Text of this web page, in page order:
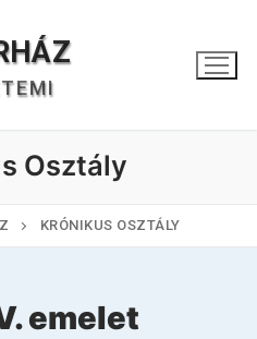
Osztály
KRÓNIKUS OSZTÁLY
emelet